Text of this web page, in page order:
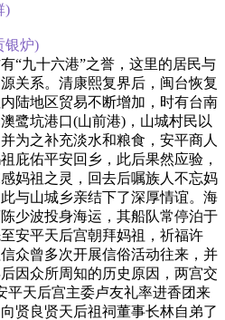
)
银炉)
“九十六港”之誉，这里的居民与
关系。清康熙复界后，闽台恢复
陆地区贸易不断增加，时有台南
鹭坑港口(山前港)，山城村民以
为之补充淡水和粮食，安平商人
庇佑平安回乡，此后果然应验，
妈祖之灵，回去后嘱族人不忘妈
与山城乡亲结下了深厚情谊。海
少波投身海运，其船队常停泊于
安平天后宫朝拜妈祖，祈福许
众曾多次开展信俗活动往来，并
因众所周知的历史原因，两宫交
平天后宫主委卢友礼率进香团来
贤良贤天后祖祠董事长林自弟了